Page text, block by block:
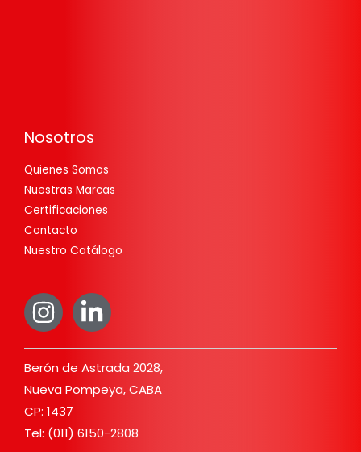
Nosotros
Quienes Somos
Nuestras Marcas
Certificaciones
Contacto
Nuestro Catálogo
Berón de Astrada 2028,
Nueva Pompeya, CABA
CP: 1437
Tel: (011) 6150-2808